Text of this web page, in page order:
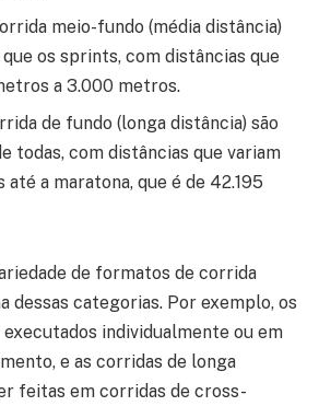
meio-fundo (média distância)
os sprints, com distâncias que
a 3.000 metros.
de fundo (longa distância) são
todas, com distâncias que variam
a maratona, que é de 42.195
de formatos de corrida
dessas categorias. Por exemplo, os
individualmente ou em
e as corridas de longa
feitas em corridas de cross-